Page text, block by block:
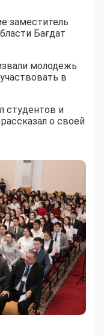
заместитель
Бағдат
молодежь
в
студентов и
о своей